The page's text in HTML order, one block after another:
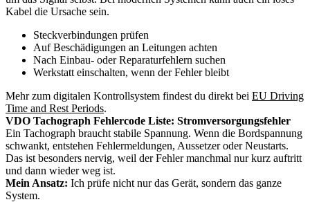
Kabel die Ursache sein.
Steckverbindungen prüfen
Auf Beschädigungen an Leitungen achten
Nach Einbau- oder Reparaturfehlern suchen
Werkstatt einschalten, wenn der Fehler bleibt
Mehr zum digitalen Kontrollsystem findest du direkt bei EU Driving
Time and Rest Periods.
VDO Tachograph Fehlercode Liste: Stromversorgungsfehler
Ein Tachograph braucht stabile Spannung. Wenn die Bordspannung
schwankt, entstehen Fehlermeldungen, Aussetzer oder Neustarts.
Das ist besonders nervig, weil der Fehler manchmal nur kurz auftritt
und dann wieder weg ist.
Mein Ansatz: Ich prüfe nicht nur das Gerät, sondern das ganze
System.